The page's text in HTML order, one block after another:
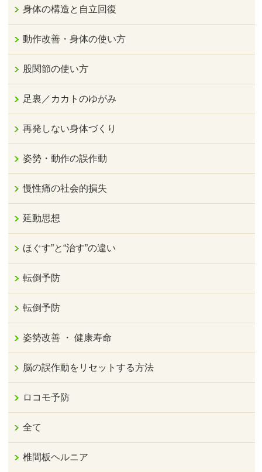
身体の構造と自立回復
動作改善・身体の使い方
股関節の使い方
足裏／カカトのゆがみ
再発しない身体づくり
姿勢・動作の誤作動
慢性痛の社会的損失
延動思想
ほぐす”と“治す”の違い
転倒予防
転倒予防
姿勢改善 ・ 健康寿命
脳の誤作動をリセットする方法
ロコモ予防
全て
椎間板ヘルニア